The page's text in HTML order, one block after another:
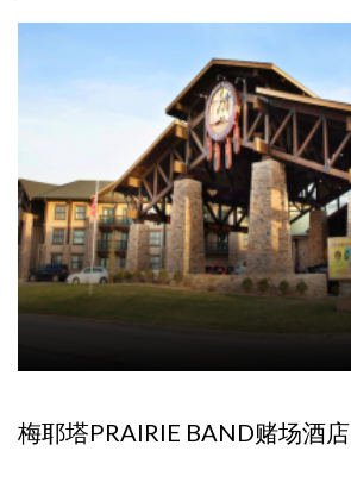
梅耶塔PRAIRIE BAND赌场酒店